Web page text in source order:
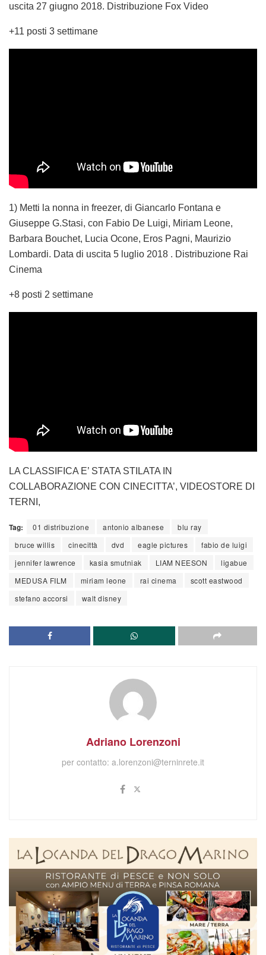
uscita 27 giugno 2018. Distribuzione Fox Video
+11 posti 3 settimane
1) Metti la nonna in freezer, di Giancarlo Fontana e
Giuseppe G.Stasi, con Fabio De Luigi, Miriam Leone,
Barbara Bouchet, Lucia Ocone, Eros Pagni, Maurizio
Lombardi. Data di uscita 5 luglio 2018 . Distribuzione Rai
Cinema
+8 posti 2 settimane
LA CLASSIFICA E’ STATA STILATA IN
COLLABORAZIONE CON CINECITTA’, VIDEOSTORE DI
TERNI,
Tag: 01 distribuzione antonio albanese
blu ray
bruce willis
cinecittà dvd eagle pictures
fabio de luigi
jennifer lawrence
kasia smutniak LIAM NEESON
ligabue
MEDUSA FILM
miriam leone rai cinema
scott eastwood
stefano accorsi
walt disney
Adriano Lorenzoni
per contatto: a.lorenzoni@terninrete.it